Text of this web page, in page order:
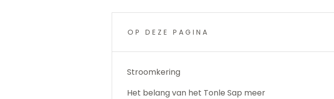
OP DEZE PAGINA
Stroomkering
Het belang van het Tonle Sap meer